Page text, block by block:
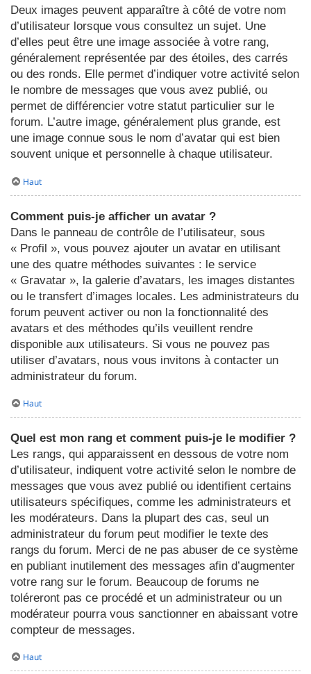
Deux images peuvent apparaître à côté de votre nom
d’utilisateur lorsque vous consultez un sujet. Une
d’elles peut être une image associée à votre rang,
généralement représentée par des étoiles, des carrés
ou des ronds. Elle permet d’indiquer votre activité selon
le nombre de messages que vous avez publié, ou
permet de différencier votre statut particulier sur le
forum. L’autre image, généralement plus grande, est
une image connue sous le nom d’avatar qui est bien
souvent unique et personnelle à chaque utilisateur.
Haut
Comment puis-je afficher un avatar ?
Dans le panneau de contrôle de l’utilisateur, sous
« Profil », vous pouvez ajouter un avatar en utilisant
une des quatre méthodes suivantes : le service
« Gravatar », la galerie d’avatars, les images distantes
ou le transfert d’images locales. Les administrateurs du
forum peuvent activer ou non la fonctionnalité des
avatars et des méthodes qu’ils veuillent rendre
disponible aux utilisateurs. Si vous ne pouvez pas
utiliser d’avatars, nous vous invitons à contacter un
administrateur du forum.
Haut
Quel est mon rang et comment puis-je le modifier ?
Les rangs, qui apparaissent en dessous de votre nom
d’utilisateur, indiquent votre activité selon le nombre de
messages que vous avez publié ou identifient certains
utilisateurs spécifiques, comme les administrateurs et
les modérateurs. Dans la plupart des cas, seul un
administrateur du forum peut modifier le texte des
rangs du forum. Merci de ne pas abuser de ce système
en publiant inutilement des messages afin d’augmenter
votre rang sur le forum. Beaucoup de forums ne
toléreront pas ce procédé et un administrateur ou un
modérateur pourra vous sanctionner en abaissant votre
compteur de messages.
Haut